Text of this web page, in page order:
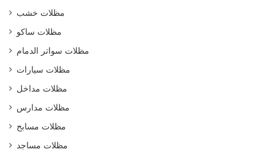
مظلات خشب
مظلات ساكو
مظلات سواتر الدمام
مظلات سيارات
مظلات مداخل
مظلات مدارس
مظلات مسابح
مظلات مساجد